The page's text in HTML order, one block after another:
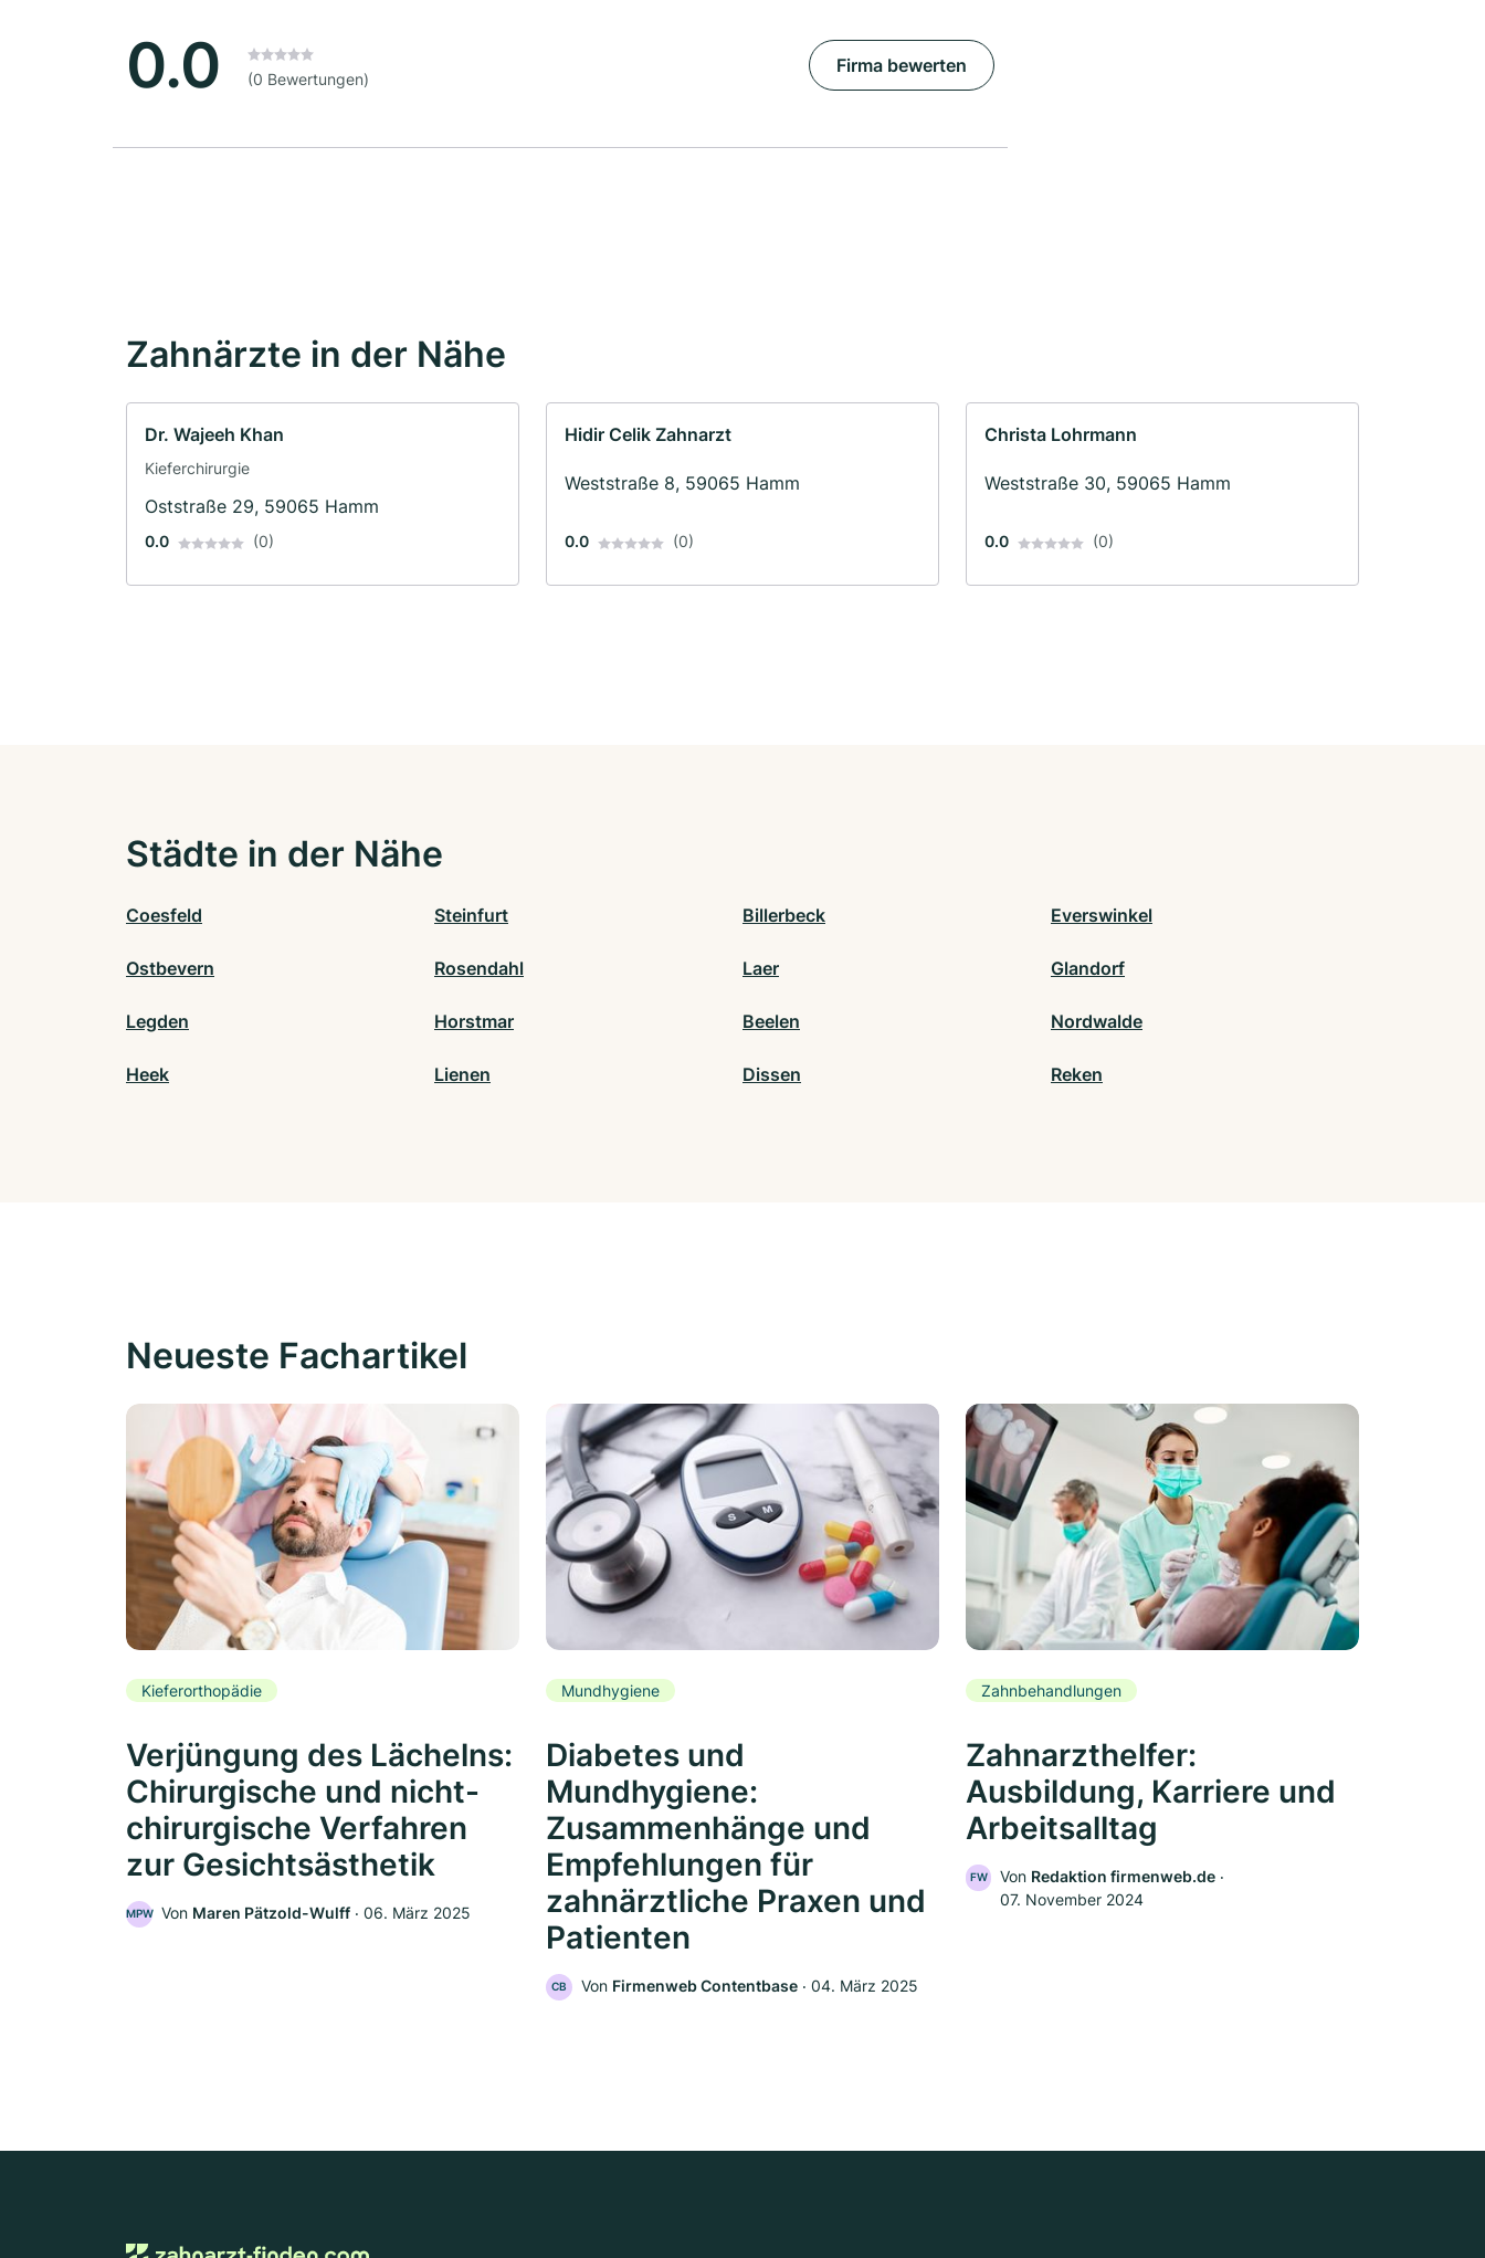
0.0 (0 Bewertungen)
Firma bewerten
Zahnärzte in der Nähe
Dr. Wajeeh Khan
Kieferchirurgie
Oststraße 29, 59065 Hamm
0.0 (0)
Hidir Celik Zahnarzt
Weststraße 8, 59065 Hamm
0.0 (0)
Christa Lohrmann
Weststraße 30, 59065 Hamm
0.0 (0)
Städte in der Nähe
Coesfeld Steinfurt Billerbeck Everswinkel
Ostbevern Rosendahl Laer Glandorf
Legden Horstmar Beelen Nordwalde
Heek Lienen Dissen Reken
Neueste Fachartikel
Kieferorthopädie
Verjüngung des Lächelns:
Chirurgische und nicht-
chirurgische Verfahren
zur Gesichtsästhetik
MPW Von Maren Pätzold-Wulff ‧ 06. März 2025
Mundhygiene
Diabetes und
Mundhygiene:
Zusammenhänge und
Empfehlungen für
zahnärztliche Praxen und
Patienten
CB Von Firmenweb Contentbase ‧ 04. März 2025
Zahnbehandlungen
Zahnarzthelfer:
Ausbildung, Karriere und
Arbeitsalltag
FW Von Redaktion firmenweb.de ‧
07. November 2024